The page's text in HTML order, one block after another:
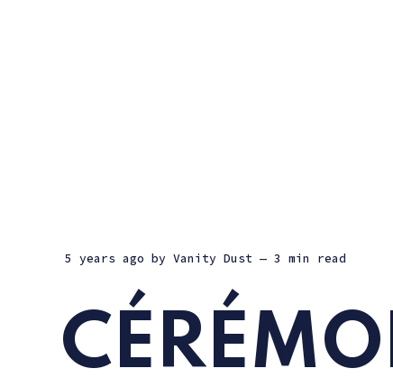
5 years ago by Vanity Dust — 3 min read